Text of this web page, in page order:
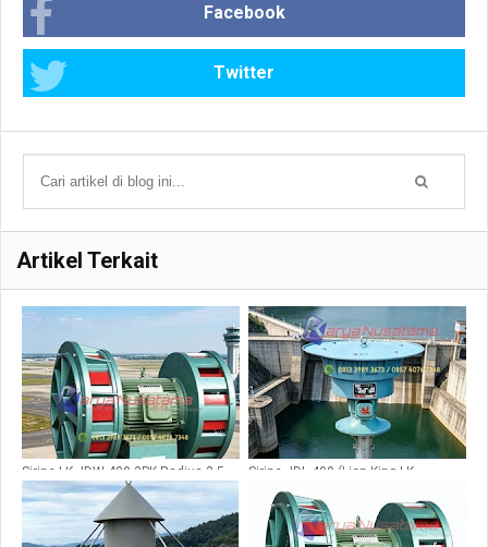
Facebook
Twitter
Artikel Terkait
Sirine LK JDW 400 3PK Radius 3,5
KM
Sirine JDL 400 (Lion King LK-